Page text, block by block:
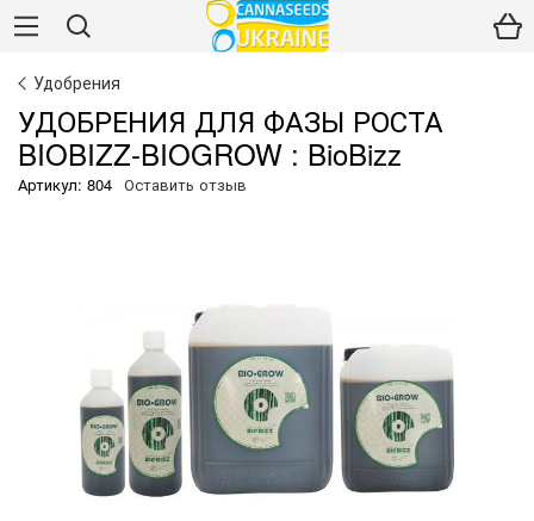
Удобрения
УДОБРЕНИЯ ДЛЯ ФАЗЫ РОСТА
BIOBIZZ-BIOGROW : BioBizz
Артикул: 804 Оставить отзыв